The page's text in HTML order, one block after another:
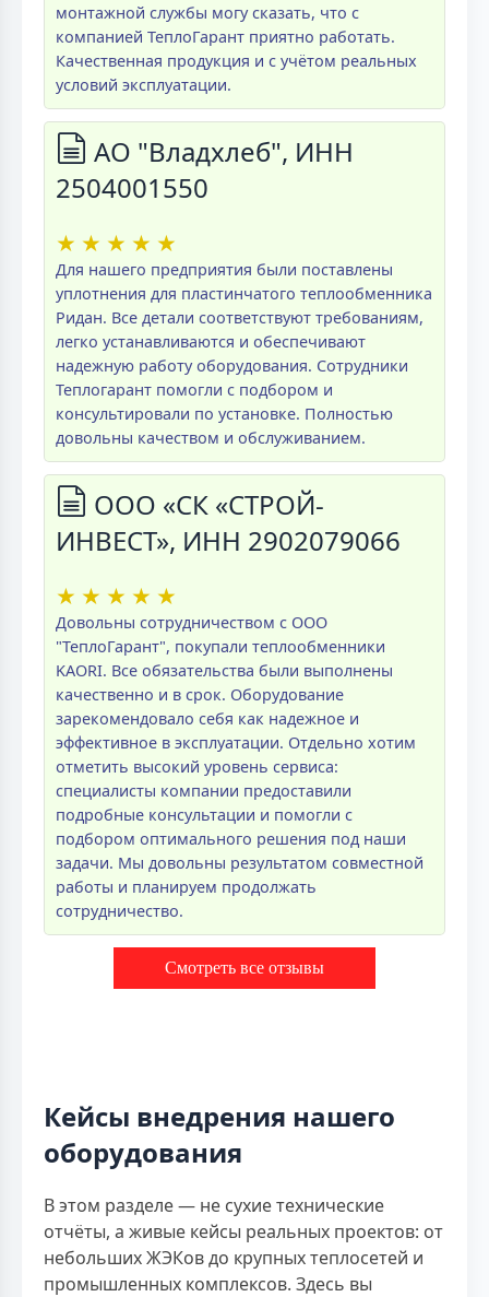
монтажной службы могу сказать, что с
компанией ТеплоГарант приятно работать.
Качественная продукция и с учётом реальных
условий эксплуатации.
АО "Владхлеб", ИНН
2504001550
★ ★ ★ ★ ★
Для нашего предприятия были поставлены
уплотнения для пластинчатого теплообменника
Ридан. Все детали соответствуют требованиям,
легко устанавливаются и обеспечивают
надежную работу оборудования. Сотрудники
Теплогарант помогли с подбором и
консультировали по установке. Полностью
довольны качеством и обслуживанием.
ООО «СК «СТРОЙ-
ИНВЕСТ», ИНН 2902079066
★ ★ ★ ★ ★
Довольны сотрудничеством с ООО
"ТеплоГарант", покупали теплообменники
KAORI. Все обязательства были выполнены
качественно и в срок. Оборудование
зарекомендовало себя как надежное и
эффективное в эксплуатации. Отдельно хотим
отметить высокий уровень сервиса:
специалисты компании предоставили
подробные консультации и помогли с
подбором оптимального решения под наши
задачи. Мы довольны результатом совместной
работы и планируем продолжать
сотрудничество.
Смотреть все отзывы
Кейсы внедрения нашего
оборудования
В этом разделе — не сухие технические
отчёты, а живые кейсы реальных проектов: от
небольших ЖЭКов до крупных теплосетей и
промышленных комплексов. Здесь вы